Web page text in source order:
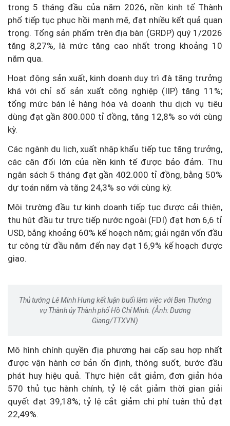
trong 5 tháng đầu của năm 2026, nền kinh tế Thành
phố tiếp tục phục hồi mạnh mẽ, đạt nhiều kết quả quan
trọng. Tổng sản phẩm trên địa bàn (GRDP) quý 1/2026
tăng 8,27%, là mức tăng cao nhất trong khoảng 10
năm qua.
Hoạt động sản xuất, kinh doanh duy trì đà tăng trưởng
khá với chỉ số sản xuất công nghiệp (IIP) tăng 11%;
tổng mức bán lẻ hàng hóa và doanh thu dịch vụ tiêu
dùng đạt gần 800.000 tỉ đồng, tăng 12,8% so với cùng
kỳ.
Các ngành du lịch, xuất nhập khẩu tiếp tục tăng trưởng,
các cân đối lớn của nền kinh tế được bảo đảm. Thu
ngân sách 5 tháng đạt gần 402.000 tỉ đồng, bằng 50%
dự toán năm và tăng 24,3% so với cùng kỳ.
Môi trường đầu tư kinh doanh tiếp tục được cải thiện,
thu hút đầu tư trực tiếp nước ngoài (FDI) đạt hơn 6,6 tỉ
USD, bằng khoảng 60% kế hoạch năm; giải ngân vốn đầu
tư công từ đầu năm đến nay đạt 16,9% kế hoạch được
giao.
Thủ tướng Lê Minh Hưng kết luận buổi làm việc với Ban Thường
vụ Thành ủy Thành phố Hồ Chí Minh. (Ảnh: Dương
Giang/TTXVN)
Mô hình chính quyền địa phương hai cấp sau hợp nhất
được vận hành cơ bản ổn định, thông suốt, bước đầu
phát huy hiệu quả. Thực hiện cắt giảm, đơn giản hóa
570 thủ tục hành chính, tỷ lệ cắt giảm thời gian giải
quyết đạt 39,18%; tỷ lệ cắt giảm chi phí tuân thủ đạt
22,49%.